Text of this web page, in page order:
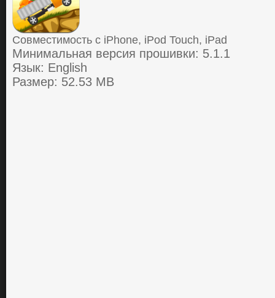
Совместимость с iPhone, iPod Touch, iPad
Минимальная версия прошивки: 5.1.1
Язык: English
Размер: 52.53 MB